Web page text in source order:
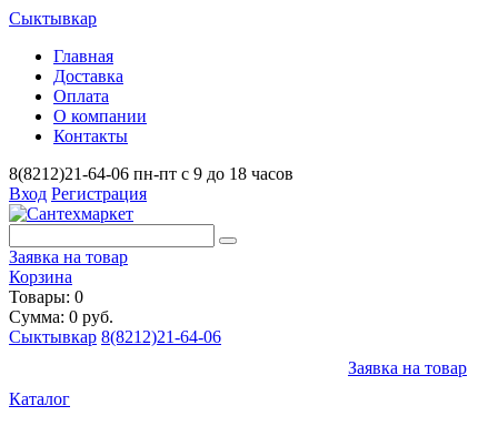
Сыктывкар
Главная
Доставка
Оплата
О компании
Контакты
8(8212)21-64-06 пн-пт с 9 до 18 часов
Вход Регистрация
Заявка на товар
Корзина
Товары: 0
Сумма: 0 руб.
Сыктывкар 8(8212)21-64-06
Заявка на товар
Каталог